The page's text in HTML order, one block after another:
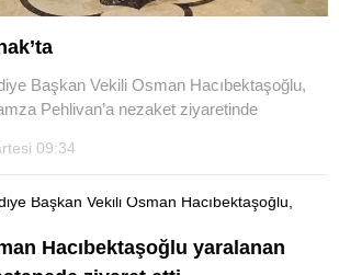
Başkan Vekili Osman Hacıbektaşoğlu,
Pehlivan’a nezaket ziyaretinde
09:34
Hacıbektaşoğlu yaralanan